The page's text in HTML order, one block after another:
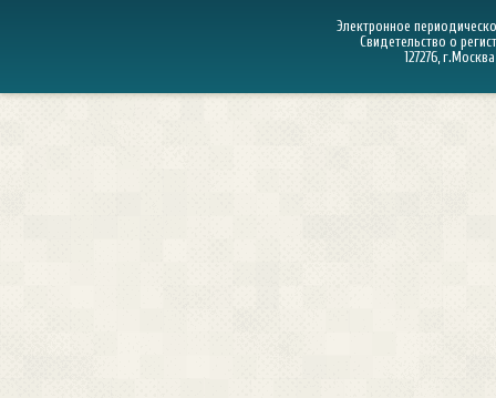
Электронное
Свидетельство о
127276,